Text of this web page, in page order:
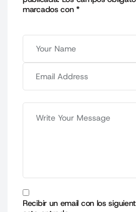
marcados con*
Recibir un email con los